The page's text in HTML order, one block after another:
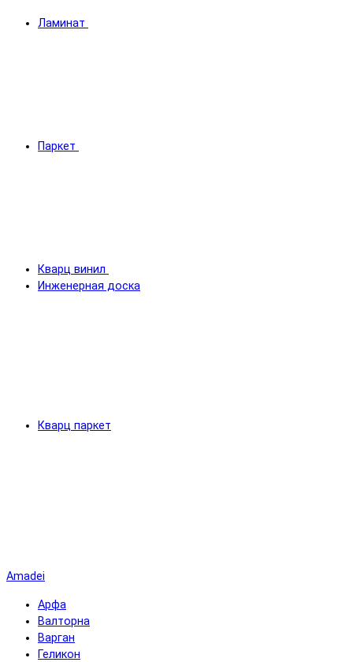
Ламинат
Паркет
Кварц винил
Инженерная доска
Кварц паркет
Amadei
Арфа
Валторна
Варган
Геликон